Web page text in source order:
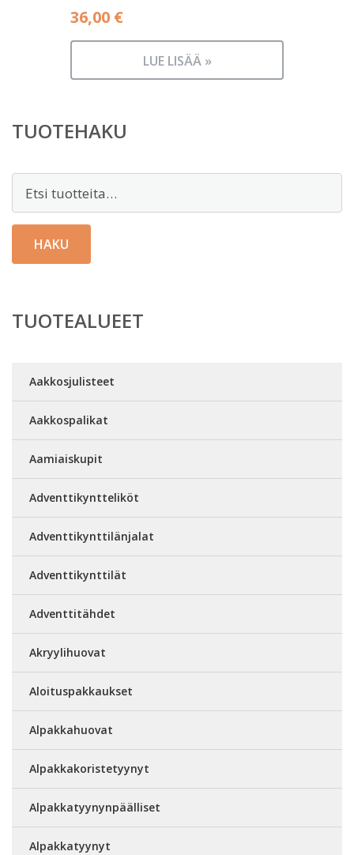
36,00 €
LUE LISÄÄ »
TUOTEHAKU
Etsi:
HAKU
TUOTEALUEET
Aakkosjulisteet
Aakkospalikat
Aamiaiskupit
Adventtikyntteliköt
Adventtikynttilänjalat
Adventtikynttilät
Adventtitähdet
Akryylihuovat
Aloituspakkaukset
Alpakkahuovat
Alpakkakoristetyynyt
Alpakkatyynynpäälliset
Alpakkatyynyt